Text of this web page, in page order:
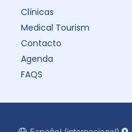
Clínicas
Medical Tourism
Contacto
Agenda
FAQS